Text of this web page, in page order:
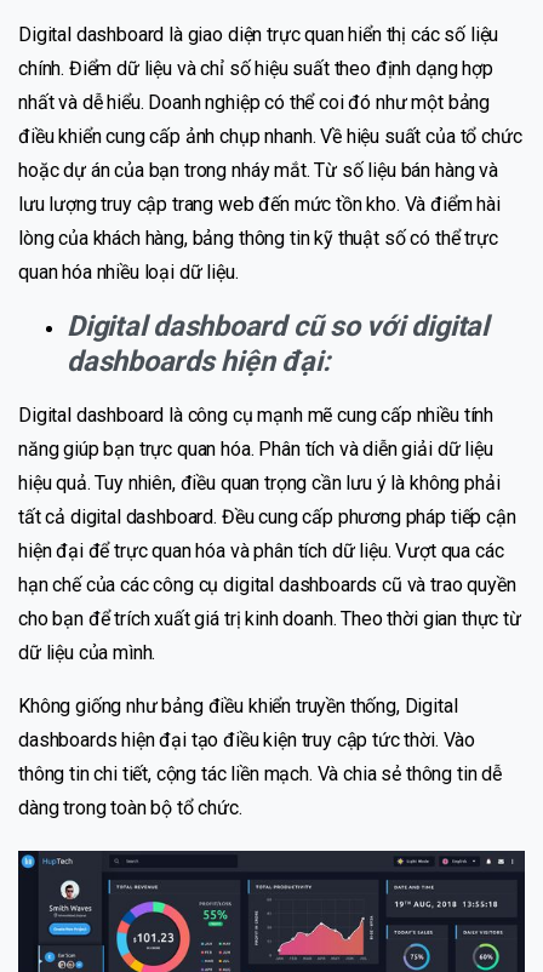
Digital dashboard là giao diện trực quan hiển thị các số liệu
chính. Điểm dữ liệu và chỉ số hiệu suất theo định dạng hợp
nhất và dễ hiểu. Doanh nghiệp có thể coi đó như một bảng
điều khiển cung cấp ảnh chụp nhanh. Về hiệu suất của tổ chức
hoặc dự án của bạn trong nháy mắt. Từ số liệu bán hàng và
lưu lượng truy cập trang web đến mức tồn kho. Và điểm hài
lòng của khách hàng, bảng thông tin kỹ thuật số có thể trực
quan hóa nhiều loại dữ liệu.
Digital dashboard cũ so với digital
dashboards hiện đại:
Digital dashboard là công cụ mạnh mẽ cung cấp nhiều tính
năng giúp bạn trực quan hóa. Phân tích và diễn giải dữ liệu
hiệu quả. Tuy nhiên, điều quan trọng cần lưu ý là không phải
tất cả digital dashboard. Đều cung cấp phương pháp tiếp cận
hiện đại để trực quan hóa và phân tích dữ liệu. Vượt qua các
hạn chế của các công cụ digital dashboards cũ và trao quyền
cho bạn để trích xuất giá trị kinh doanh. Theo thời gian thực từ
dữ liệu của mình.
Không giống như bảng điều khiển truyền thống, Digital
dashboards hiện đại tạo điều kiện truy cập tức thời. Vào
thông tin chi tiết, cộng tác liền mạch. Và chia sẻ thông tin dễ
dàng trong toàn bộ tổ chức.